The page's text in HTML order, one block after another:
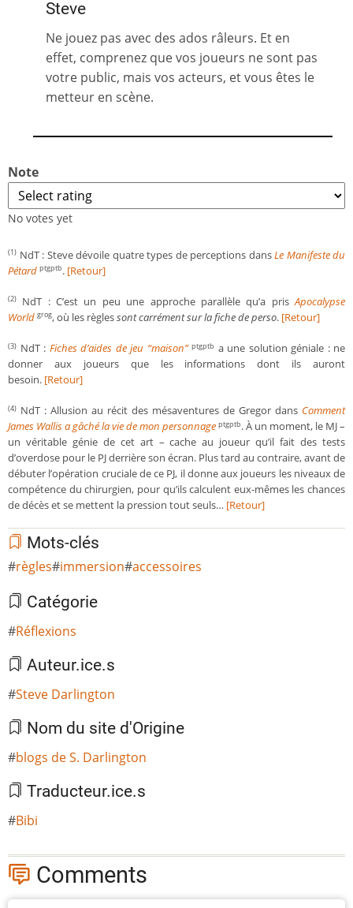
Steve
Ne jouez pas avec des ados râleurs. Et en
effet, comprenez que vos joueurs ne sont pas
votre public, mais vos acteurs, et vous êtes le
metteur en scène.
Note
No votes yet
(1) NdT : Steve dévoile quatre types de perceptions dansLe Manifeste du
Pétard ptgptb. [Retour]
(2) NdT : C’est un peu une approche parallèle qu’a prisApocalypse
World grog, où les règlessont carrément sur la fiche de perso. [Retour]
(3) NdT : Fiches d’aides de jeu “maison” ptgptb a une solution géniale : ne
donner aux joueurs que les informations dont ils auront
besoin. [Retour]
(4) NdT : Allusion au récit des mésaventures de Gregor dans Comment
James Wallis a gâché la vie de mon personnage ptgptb. À un moment, le MJ –
un véritable génie de cet art – cache au joueur qu’il fait des tests
d’overdose pour le PJ derrière son écran. Plus tard au contraire, avant de
débuter l’opération cruciale de ce PJ, il donne aux joueurs les niveaux de
compétence du chirurgien, pour qu’ils calculent eux-mêmes les chances
de décès et se mettent la pression tout seuls… [Retour]
Mots-clés
règles immersion accessoires
Catégorie
Réflexions
Auteur.ice.s
Steve Darlington
Nom du site d'Origine
blogs de S. Darlington
Traducteur.ice.s
Bibi
Comments